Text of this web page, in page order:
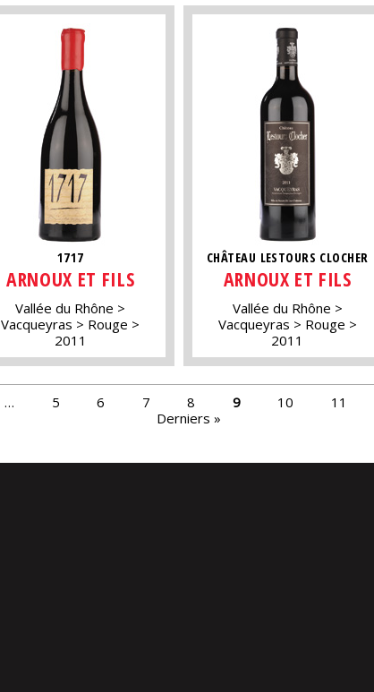
1717
ARNOUX ET FILS
Vallée du Rhône
Vacqueyras
Rouge
2011
CHÂTEAU LESTOURS CLOCHER
ARNOUX ET FILS
Vallée du Rhône
Vacqueyras
Rouge
2011
… 5 6 7 8 9 10 11
Derniers »